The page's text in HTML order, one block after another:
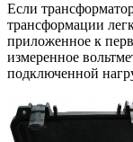
Если
трансформации
приложенное к
измеренное
подключенной